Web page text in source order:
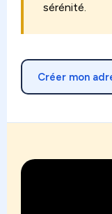
sérénité.
Créer mon